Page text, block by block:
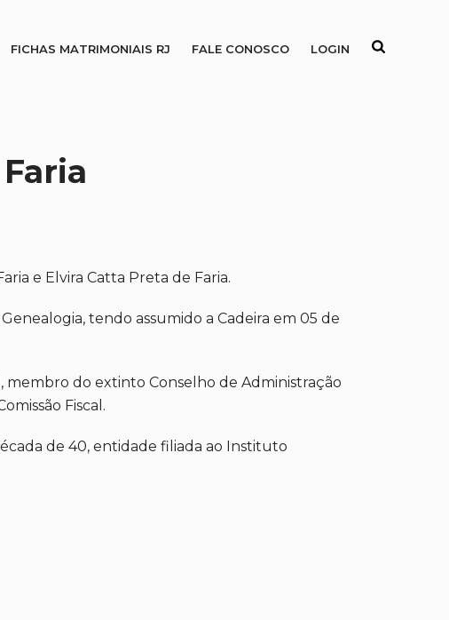
FICHAS MATRIMONIAIS RJ FALE CONOSCO LOGIN
e Elvira Catta Preta de Faria.
tendo assumido a Cadeira em 05 de
membro do extinto Conselho de Administração
Fiscal.
de 40, entidade filiada ao Instituto